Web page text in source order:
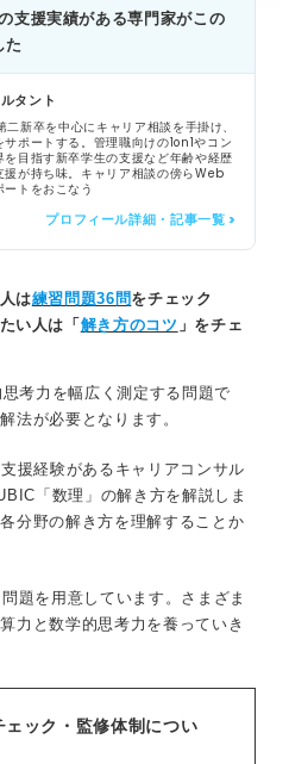
支援実績がある専門家がこの
た
タント
新卒を中心にキャリア相談を手掛け、
ポートする。管理職向けの1on1やコン
を目指す新卒学生の支援など年齢や経歴
援が持ち味。キャリア相談の傍らWeb
トをおこなう
プロフィール詳細・記事一覧 >
は練習問題36問をチェック
い人は「 解き方のコツ 」をチェ
考力を幅広く測定する問題で
法が必要となります。
援経験があるキャリアコンサル
「数理」の解き方を解説しま
分野の解き方を理解することか
題を用意しています。さまざま
力と数学的思考力を養っていき
ェック・監修体制につい